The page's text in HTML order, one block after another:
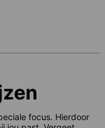
focus. Hierdoor